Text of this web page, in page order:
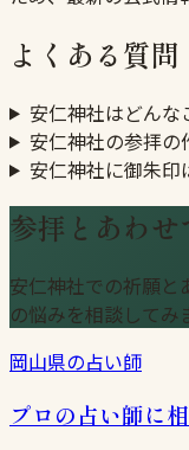
よくある質問
安仁神社はどんな
安仁神社の参拝の
安仁神社に御朱印
参拝とあわ
安仁神社での祈願と
の悩みを相談してみ
岡山県の占い師
プロの占い師に